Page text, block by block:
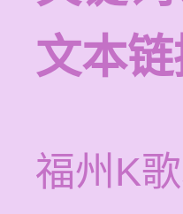
文本链
福州K